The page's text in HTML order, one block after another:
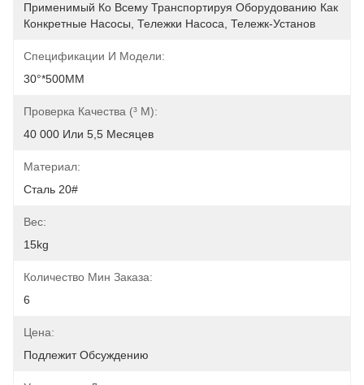
Применимый Ко Всему Транспортируя Оборудованию Как
Конкретные Насосы, Тележки Насоса, Тележк-Установ
Спецификации И Модели:
30°*500MM
Проверка Качества (³ M):
40 000 Или 5,5 Месяцев
Материал:
Сталь 20#
Вес:
15kg
Количество Мин Заказа:
6
Цена:
Подлежит Обсуждению